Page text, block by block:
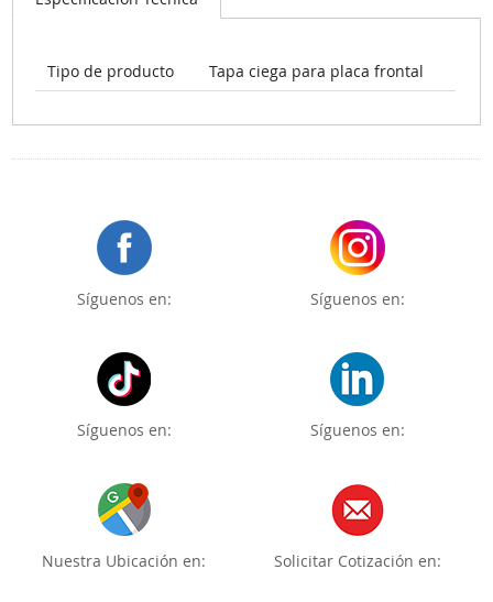
Tipo de producto Tapa ciega para placa frontal
Síguenos en: Síguenos en:
Síguenos en: Síguenos en:
Nuestra Ubicación en: Solicitar Cotización en: